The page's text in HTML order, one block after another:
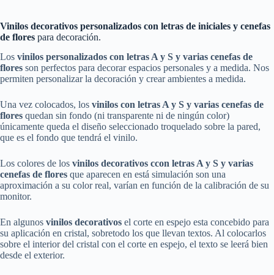
Vinilos decorativos personalizados con letras de iniciales y cenefas
de flores para decoración.
Los vinilos personalizados con letras A y S y varias cenefas de
flores son perfectos para decorar espacios personales y a medida. Nos
permiten personalizar la decoración y crear ambientes a medida.
Una vez colocados, los vinilos con letras A y S y varias cenefas de
flores quedan sin fondo (ni transparente ni de ningún color)
únicamente queda el diseño seleccionado troquelado sobre la pared,
que es el fondo que tendrá el vinilo.
Los colores de los vinilos decorativos ccon letras A y S y varias
cenefas de flores que aparecen en está simulación son una
aproximación a su color real, varían en función de la calibración de su
monitor.
En algunos vinilos decorativos el corte en espejo esta concebido para
su aplicación en cristal, sobretodo los que llevan textos. Al colocarlos
sobre el interior del cristal con el corte en espejo, el texto se leerá bien
desde el exterior.